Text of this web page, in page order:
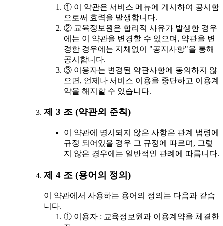
① 이 약관은 서비스 메뉴에 게시하여 공시함
으로써 효력을 발생합니다.
② 교육정보원은 합리적 사유가 발생한 경우
에는 이 약관을 변경할 수 있으며, 약관을 변
경한 경우에는 지체없이 "공지사항"을 통해
공시합니다.
③ 이용자는 변경된 약관사항에 동의하지 않
으면, 언제나 서비스 이용을 중단하고 이용계
약을 해지할 수 있습니다.
제 3 조 (약관외 준칙)
이 약관에 명시되지 않은 사항은 관계 법령에
규정 되어있을 경우 그 규정에 따르며, 그렇
지 않은 경우에는 일반적인 관례에 따릅니다.
제 4 조 (용어의 정의)
이 약관에서 사용하는 용어의 정의는 다음과 같습
니다.
① 이용자 : 교육정보원과 이용계약을 체결한